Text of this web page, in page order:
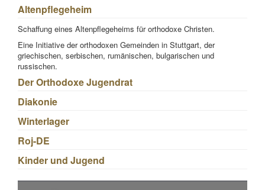
Altenpflegeheim
Schaffung eines Altenpflegeheims für orthodoxe Christen.
Eine Initiative der orthodoxen Gemeinden in Stuttgart, der
griechischen, serbischen, rumänischen, bulgarischen und
russischen.
Der Orthodoxe Jugendrat
Diakonie
Winterlager
Roj-DE
Kinder und Jugend